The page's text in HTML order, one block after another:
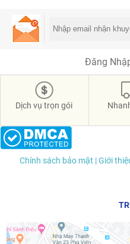
Đăng
Dịch vụ trọn gói
Chính sách bảo mật | Giới